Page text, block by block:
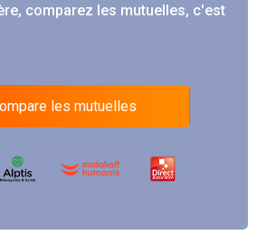
comparez les mutuelles, c'est
les mutuelles